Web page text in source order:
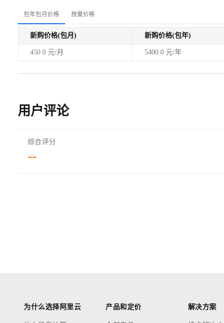
包年包月价格 按量价格
新购价格(包月) 新购价格(包年)
450.0 元/月 5400.0 元/年
用户评论
综合评分
--
为什么选择阿里云 产品和定价 解决方案